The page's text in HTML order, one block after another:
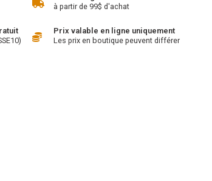
à partir de 99$ d'achat
Prix valable en ligne uniquement
Les prix en boutique peuvent différer